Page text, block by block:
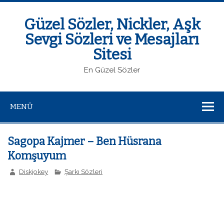
Güzel Sözler, Nickler, Aşk
Sevgi Sözleri ve Mesajları
Sitesi
En Güzel Sözler
MENÜ
Sagopa Kajmer – Ben Hüsrana
Komşuyum
Diskjokey Şarkı Sözleri